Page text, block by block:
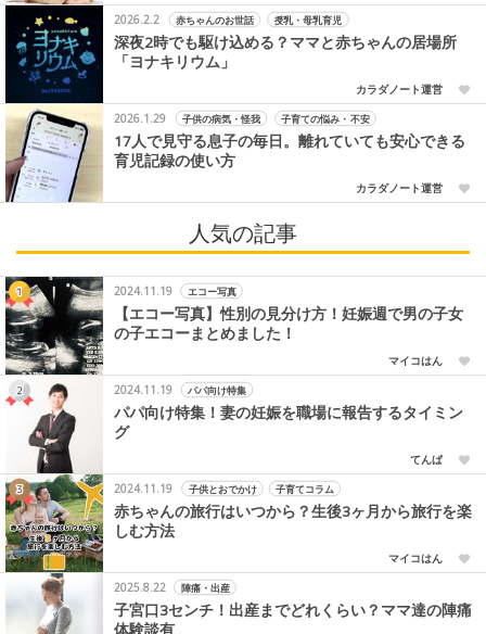
2026.2.2
赤ちゃんのお世話 授乳・母乳育児
深夜2時でも駆け込める？ママと赤ちゃんの居場所
「ヨナキリウム」
カラダノート運営
2026.1.29
子供の病気・怪我 子育ての悩み・不安
17人で見守る息子の毎日。離れていても安心できる
育児記録の使い方
カラダノート運営
人気の記事
2024.11.19 エコー写真
【エコー写真】性別の見分け方！妊娠週で男の子女
の子エコーまとめました！
マイコはん
2024.11.19
パパ向け特集
パパ向け特集！妻の妊娠を職場に報告するタイミン
グ
てんぱ
2024.11.19
子供とおでかけ 子育てコラム
赤ちゃんの旅行はいつから？生後3ヶ月から旅行を楽
しむ方法
マイコはん
2025.8.22
陣痛・出産
子宮口3センチ！出産までどれくらい？ママ達の陣痛
体験談有